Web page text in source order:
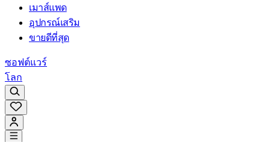
เมาส์แพด
อุปกรณ์เสริม
ขายดีที่สุด
ซอฟต์แวร์
โลก